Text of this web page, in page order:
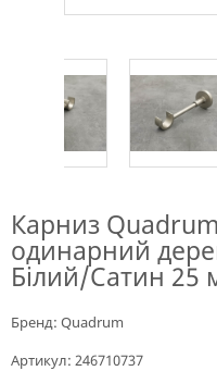
Карниз
одинарний
Білий/Сатин 25
Бренд: Quadrum
Артикул: 246710737